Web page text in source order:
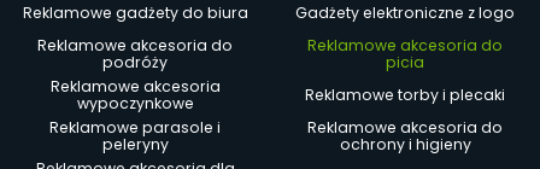
Reklamowe gadżety do biura
Gadżety elektroniczne z logo
Reklamowe akcesoria do
podróży
Reklamowe akcesoria do
picia
Reklamowe akcesoria
wypoczynkowe
Reklamowe torby i plecaki
Reklamowe parasole i
peleryny
Reklamowe akcesoria do
ochrony i higieny